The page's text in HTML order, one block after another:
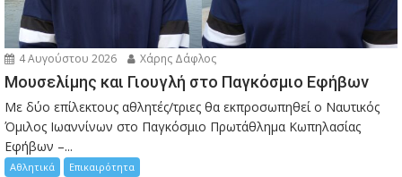
4 Αυγούστου 2026 Χάρης Δάφλος
Μουσελίμης και Γιουγλή στο Παγκόσμιο Εφήβων
Mε δύο επίλεκτους αθλητές/τριες θα εκπροσωπηθεί ο Ναυτικός
Όμιλος Ιωαννίνων στο Παγκόσμιο Πρωτάθλημα Κωπηλασίας
Εφήβων –...
Αθλητικά Επικαιρότητα